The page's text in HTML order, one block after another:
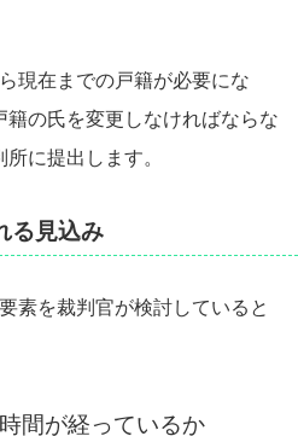
現在までの戸籍が必要にな
籍の氏を変更しなければならな
に提出します。
る見込み
素を裁判官が検討していると
間が経っているか